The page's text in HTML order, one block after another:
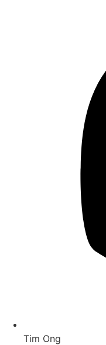
Tim Ong